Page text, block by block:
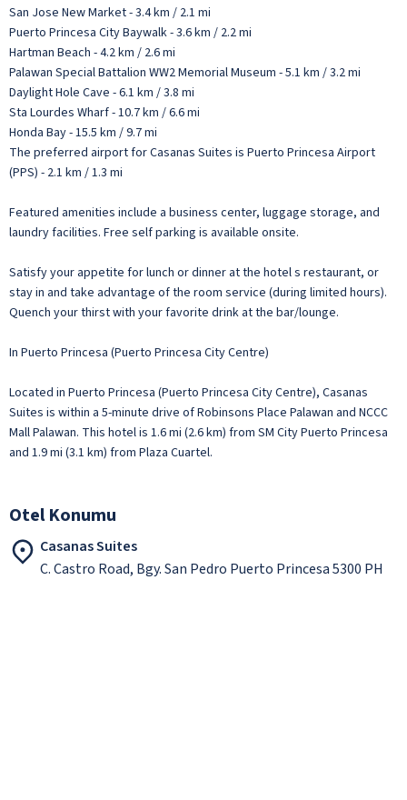
San Jose New Market - 3.4 km / 2.1 mi
Puerto Princesa City Baywalk - 3.6 km / 2.2 mi
Hartman Beach - 4.2 km / 2.6 mi
Palawan Special Battalion WW2 Memorial Museum - 5.1 km / 3.2 mi
Daylight Hole Cave - 6.1 km / 3.8 mi
Sta Lourdes Wharf - 10.7 km / 6.6 mi
Honda Bay - 15.5 km / 9.7 mi
The preferred airport for Casanas Suites is Puerto Princesa Airport
(PPS) - 2.1 km / 1.3 mi
Featured amenities include a business center, luggage storage, and
laundry facilities. Free self parking is available onsite.
Satisfy your appetite for lunch or dinner at the hotel s restaurant, or
stay in and take advantage of the room service (during limited hours).
Quench your thirst with your favorite drink at the bar/lounge.
In Puerto Princesa (Puerto Princesa City Centre)
Located in Puerto Princesa (Puerto Princesa City Centre), Casanas
Suites is within a 5-minute drive of Robinsons Place Palawan and NCCC
Mall Palawan. This hotel is 1.6 mi (2.6 km) from SM City Puerto Princesa
and 1.9 mi (3.1 km) from Plaza Cuartel.
Otel Konumu
Casanas Suites
C. Castro Road, Bgy. San Pedro Puerto Princesa 5300 PH